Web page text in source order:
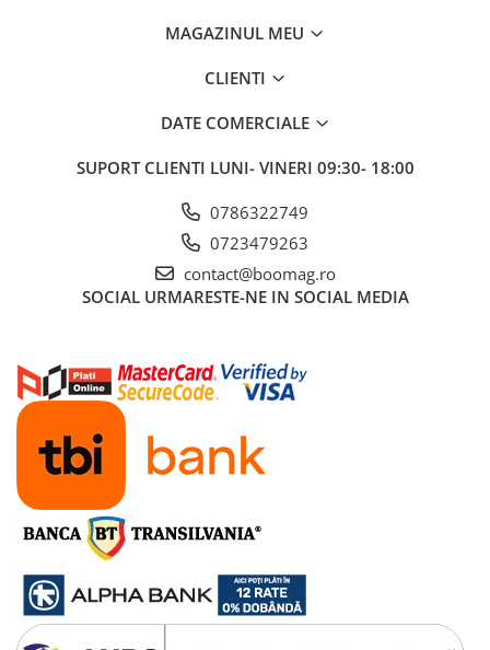
Jante bicicleta
Coliere si cleme sa
Angrenaje bicicleta
Foi angrenaj
Angrenaj pedalier
Butuci pedalieri
Brat pedalier
Schimbator de viteze bicicleta
Schimbatoare fata
Schimbatoare spate
Manete schimbator si frana
Manete frana bicicleta
MAGAZINUL MEU
CLIENTI
DATE COMERCIALE
SUPORT CLIENTI LUNI- VINERI 09:30- 18:00
0786322749
0723479263
contact@boomag.ro
SOCIAL URMARESTE-NE IN SOCIAL MEDIA